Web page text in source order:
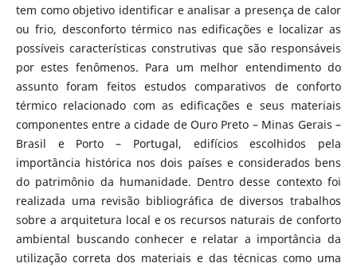
tem como objetivo identificar e analisar a presença de calor
ou frio, desconforto térmico nas edificações e localizar as
possíveis características construtivas que são responsáveis
por estes fenômenos. Para um melhor entendimento do
assunto foram feitos estudos comparativos de conforto
térmico relacionado com as edificações e seus materiais
componentes entre a cidade de Ouro Preto – Minas Gerais –
Brasil e Porto – Portugal, edifícios escolhidos pela
importância histórica nos dois países e considerados bens
do patrimônio da humanidade. Dentro desse contexto foi
realizada uma revisão bibliográfica de diversos trabalhos
sobre a arquitetura local e os recursos naturais de conforto
ambiental buscando conhecer e relatar a importância da
utilização correta dos materiais e das técnicas como uma